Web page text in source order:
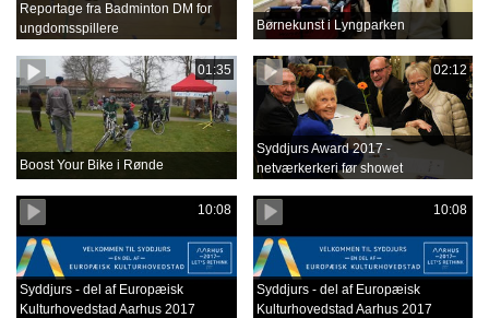
Reportage fra Badminton DM for
ungdomsspillere
Børnekunst i Lyngparken
01:35
Boost Your Bike i Rønde
02:12
Syddjurs Award 2017 -
netværkerkeri før showet
10:08
Syddjurs - del af Europæisk
Kulturhovedstad Aarhus 2017
10:08
Syddjurs - del af Europæisk
Kulturhovedstad Aarhus 2017